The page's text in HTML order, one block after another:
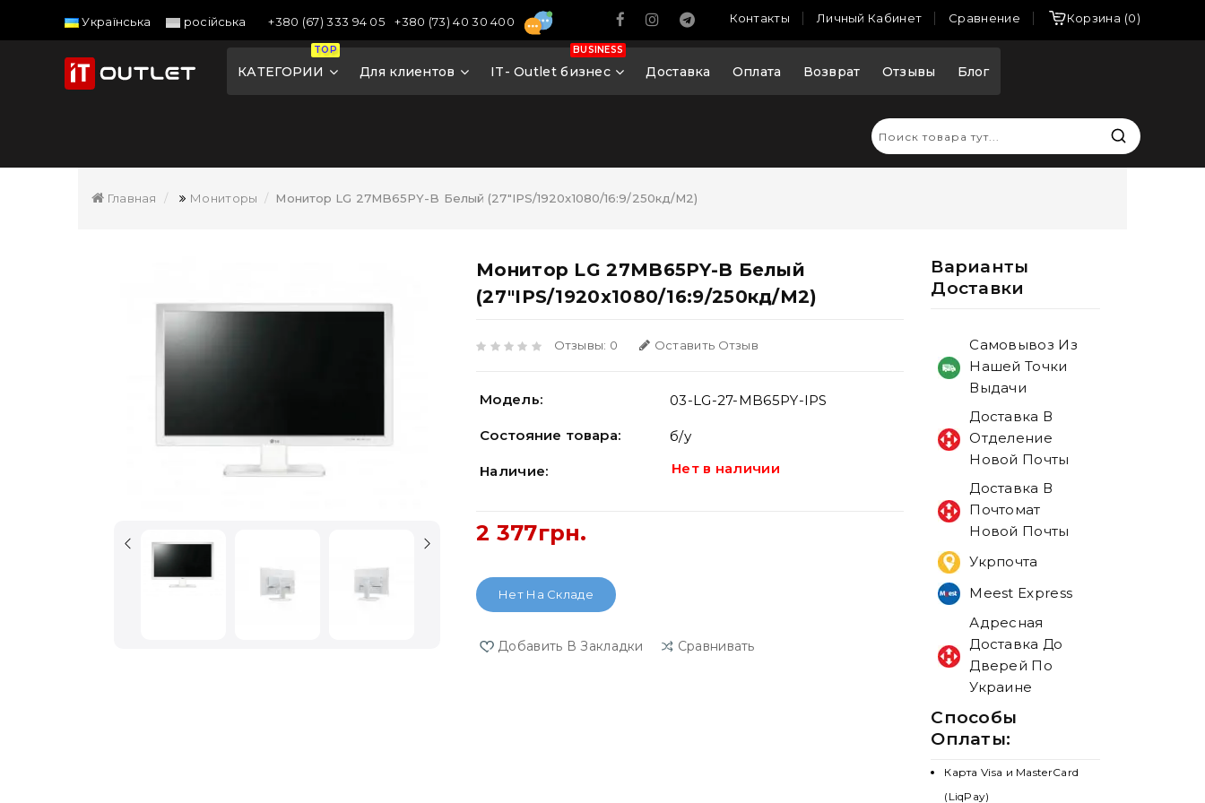
Українська російська +380 (67) 333 94 05 +380 (73) 40 30 400 Контакты Личный Кабинет Сравнение Корзина 0
TOP
КАТЕГОРИИ Для клиентов
BUSINESS
IT- Outlet бизнес Доставка Оплата Возврат Отзывы Блог
Главная Мониторы Монитор LG 27MB65PY-B Белый (27"IPS/1920x1080/16:9/250кд/м2)
Монитор LG 27MB65PY-B Белый
(27"IPS/1920x1080/16:9/250кд/м2)
Отзывы: 0 Оставить Отзыв
Модель: 03-LG-27-MB65PY-IPS
Состояние товара: б/у
Наличие: Нет в наличии
2 377грн.
Нет На Складе
Добавить В Закладки Сравнивать
Варианты
Доставки
Самовывоз Из
Нашей Точки
Выдачи
Доставка В
Отделение
Новой Почты
Доставка В
Почтомат
Новой Почты
Укрпочта
Meest Express
Адресная
Доставка До
Дверей По
Украине
Способы
Оплаты:
Карта Visa и MasterCard
(LiqPay)